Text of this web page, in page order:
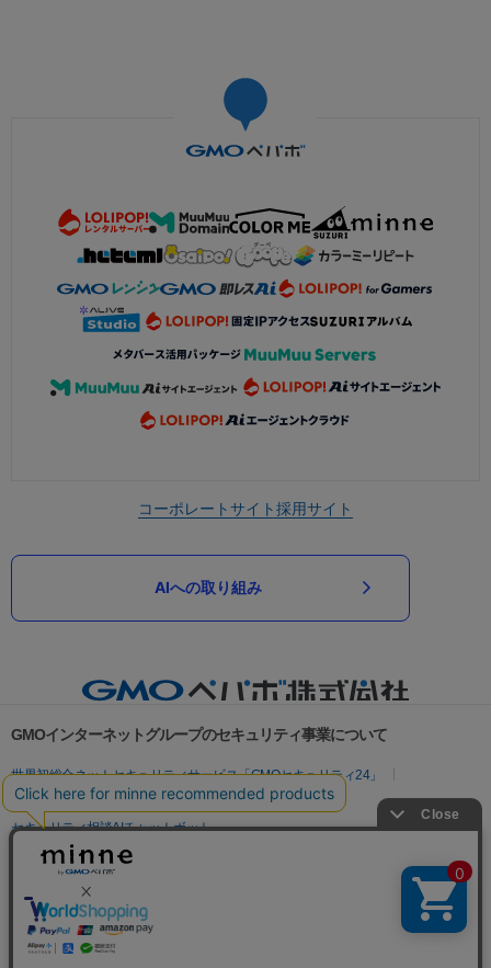
コーポレートサイト採用サイト
AIへの取り組み
GMOインターネットグループのセキュリティ事業について
世界初総合ネットセキュリティサービス「GMOセキュリティ24」
パスワード漏洩診断
Webサイトリスク診断
セキュリティ相談AIチャットボット
実在証明・盗聴対策
サイバー攻撃対策（GMO Flatt Security）
セキュリティ事業の軌跡